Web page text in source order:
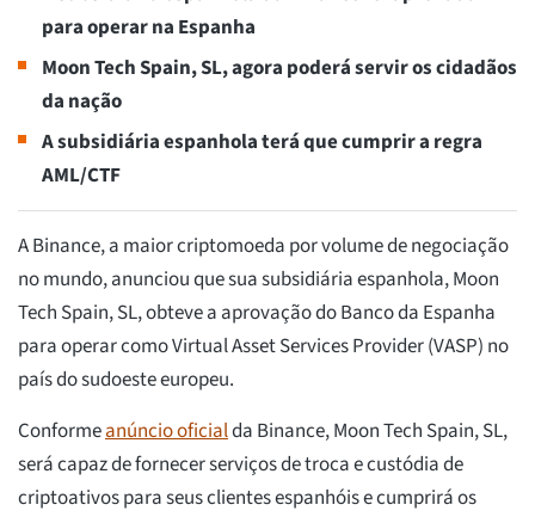
para operar na Espanha
Moon Tech Spain, SL, agora poderá servir os cidadãos
da nação
A subsidiária espanhola terá que cumprir a regra
AML/CTF
A Binance, a maior criptomoeda por volume de negociação
no mundo, anunciou que sua subsidiária espanhola, Moon
Tech Spain, SL, obteve a aprovação do Banco da Espanha
para operar como Virtual Asset Services Provider (VASP) no
país do sudoeste europeu.
Conformeanúncio oficialda Binance, Moon Tech Spain, SL,
será capaz de fornecer serviços de troca e custódia de
criptoativos para seus clientes espanhóis e cumprirá os